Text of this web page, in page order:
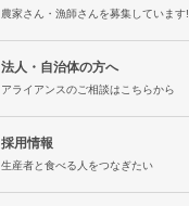
農家さん・漁師さんを募集しています!
法人・自治体の方へ
アライアンスのご相談はこちらから
採用情報
生産者と食べる人をつなぎたい